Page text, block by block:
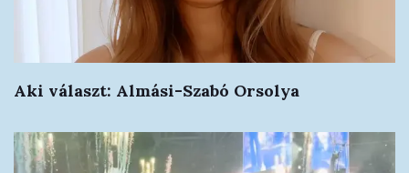
Aki választ: Almási-Szabó Orsolya